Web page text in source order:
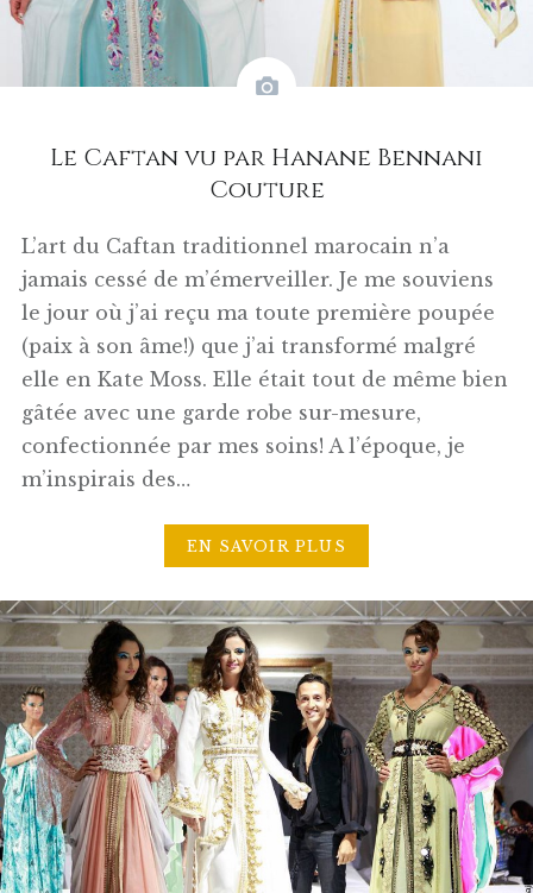
Le Caftan vu par Hanane Bennani
Couture
L’art du Caftan traditionnel marocain n’a
jamais cessé de m’émerveiller. Je me souviens
le jour où j’ai reçu ma toute première poupée
(paix à son âme!) que j’ai transformé malgré
elle en Kate Moss. Elle était tout de même bien
gâtée avec une garde robe sur-mesure,
confectionnée par mes soins! A l’époque, je
m’inspirais des…
EN SAVOIR PLUS